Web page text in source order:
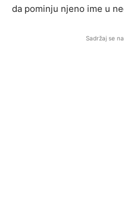
da pominju njeno ime u
Sadržaj se